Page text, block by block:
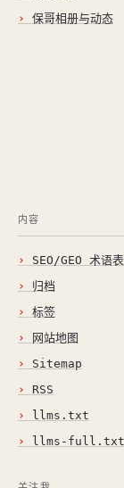
保哥相册与动态
内容
SEO/GEO 术语表
归档
标签
网站地图
Sitemap
RSS
llms.txt
llms-full.txt